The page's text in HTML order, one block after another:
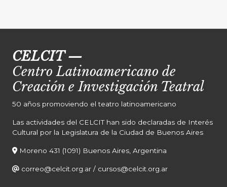
CELCIT—
Centro Latinoamericano de
Creación e Investigación Teatral
50 años promoviendo el teatro latinoamericano
Las actividades del CELCIT han sido declaradas de Interés
Cultural por la Legislatura de la Ciudad de Buenos Aires
Moreno 431 (1091) Buenos Aires, Argentina
correo@celcit.org.ar / cursos@celcit.org.ar